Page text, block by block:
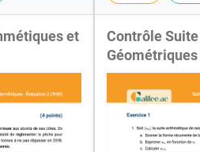
et
Contrôle
Géométriques